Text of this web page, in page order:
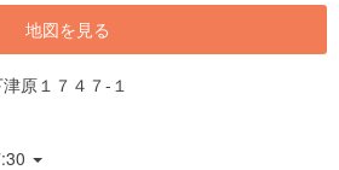
地図を見る
原１７４７-１